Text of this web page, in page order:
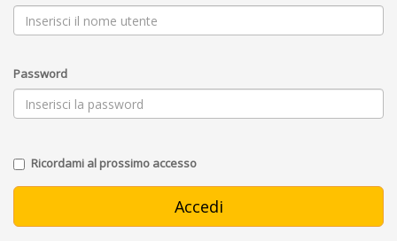
Password
Ricordami al prossimo accesso